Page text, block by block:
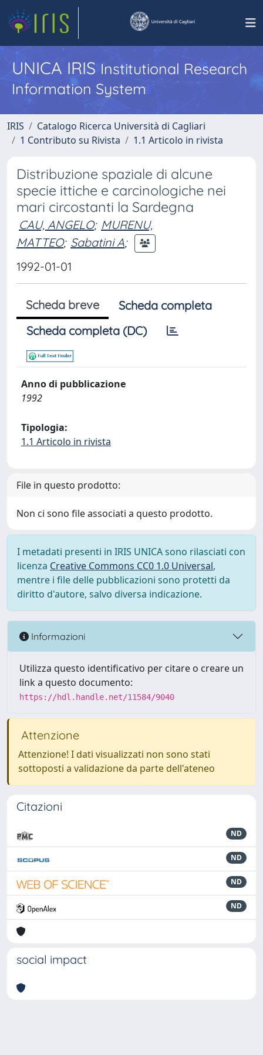
UNICA IRISInstitutional Research
Information System
IRIS
Catalogo Ricerca Università di Cagliari
1 Contributo su Rivista
1.1 Articolo in rivista
Distribuzione spaziale di alcune
specie ittiche e carcinologiche nei
mari circostanti la Sardegna
CAU, ANGELO; MURENU,
MATTEO; Sabatini A;
1992-01-01
Scheda breve
Scheda completa
Scheda completa (DC)
Anno di pubblicazione
1992
Tipologia:
1.1 Articolo in rivista
File in questo prodotto:
Non ci sono file associati a questo prodotto.
I metadati presenti in IRIS UNICA sono rilasciati con
licenza Creative Commons CC0 1.0 Universal,
mentre i file delle pubblicazioni sono protetti da
diritto d'autore, salvo diversa indicazione.
Informazioni
Utilizza questo identificativo per citare o creare un
link a questo documento:
https://hdl.handle.net/11584/9040
Attenzione
Attenzione! I dati visualizzati non sono stati
sottoposti a validazione da parte dell'ateneo
Citazioni
ND
ND
ND
ND
social impact